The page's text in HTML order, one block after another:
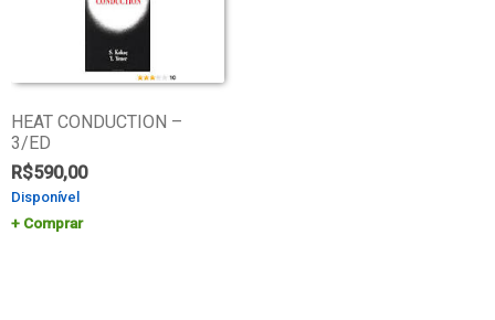
HEAT CONDUCTION –
3/ED
R$590,00
Disponível
Comprar